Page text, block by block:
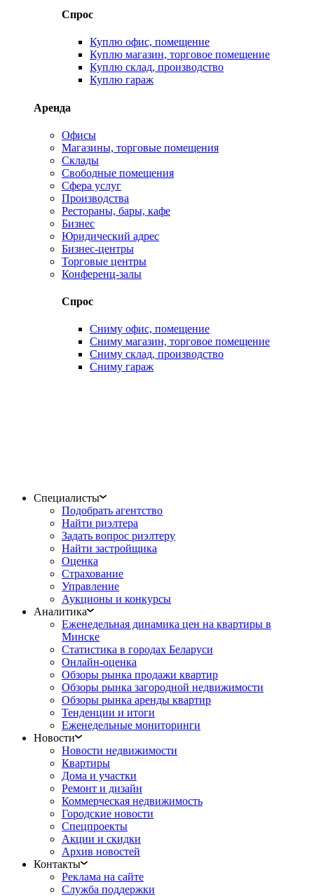
Спрос
Куплю офис, помещение
Куплю магазин, торговое помещение
Куплю склад, производство
Куплю гараж
Аренда
Офисы
Магазины, торговые помещения
Склады
Свободные помещения
Сфера услуг
Производства
Рестораны, бары, кафе
Бизнес
Юридический адрес
Бизнес-центры
Торговые центры
Конференц-залы
Спрос
Сниму офис, помещение
Сниму магазин, торговое помещение
Сниму склад, производство
Сниму гараж
Специалисты
Подобрать агентство
Найти риэлтера
Задать вопрос риэлтеру
Найти застройщика
Оценка
Страхование
Управление
Аукционы и конкурсы
Аналитика
Еженедельная динамика цен на квартиры в
Минске
Статистика в городах Беларуси
Онлайн-оценка
Обзоры рынка продажи квартир
Обзоры рынка загородной недвижимости
Обзоры рынка аренды квартир
Тенденции и итоги
Еженедельные мониторинги
Новости
Новости недвижимости
Квартиры
Дома и участки
Ремонт и дизайн
Коммерческая недвижимость
Городские новости
Спецпроекты
Акции и скидки
Архив новостей
Контакты
Реклама на сайте
Служба поддержки